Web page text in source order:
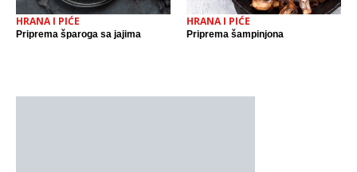
HRANA I PIĆE
Priprema šparoga sa jajima
HRANA I PIĆE
Priprema šampinjona